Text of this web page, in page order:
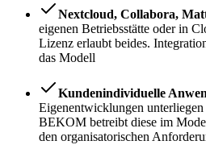
Nextcloud, Collabora,
eigenen Betriebsstätte oder in
Lizenz erlaubt beides.
das Modell
Kundenindividuelle
Eigenentwicklungen
BEKOM betreibt diese im
den organisatorischen